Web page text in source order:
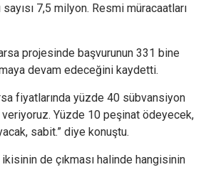
7,5 milyon. Resmi müracaatları
arsa projesinde başvurunun 331 bine
devam edeceğini kaydetti.
fiyatlarında yüzde 40 sübvansiyon
veriyoruz. Yüzde 10 peşinat ödeyecek,
sabit.” diye konuştu.
de çıkması halinde hangisinin